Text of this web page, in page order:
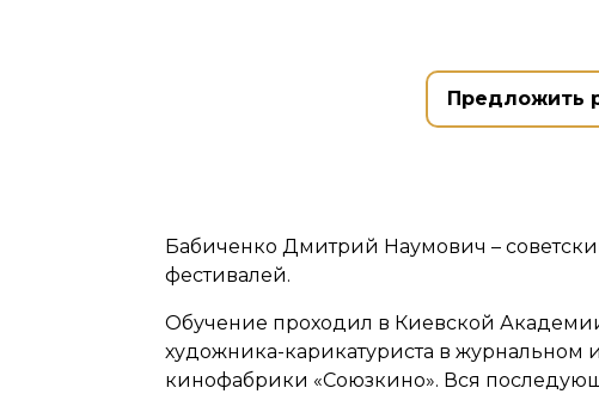
Предложить
Бабиченко Дмитрий Наумович –
фестивалей.
Обучение проходил в Киевской
художника-карикатуриста в журнальном
кинофабрики «Союзкино». Вся